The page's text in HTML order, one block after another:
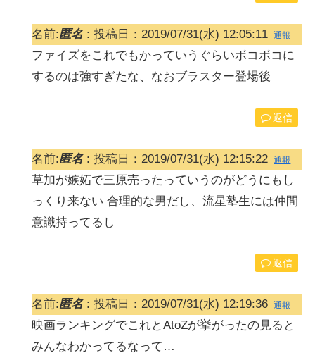
名前:匿名: 投稿日：2019/07/31(水) 12:05:11 通報
ファイズをこれでもかっていうぐらいボコボコに
するのは強すぎたな、なおブラスター登場後
返信
名前:匿名: 投稿日：2019/07/31(水) 12:15:22 通報
草加が嫉妬で三原売ったっていうのがどうにもし
っくり来ない 合理的な男だし、流星塾生には仲間
意識持ってるし
返信
名前:匿名: 投稿日：2019/07/31(水) 12:19:36 通報
映画ランキングでこれとAtoZが挙がったの見ると
みんなわかってるなって…